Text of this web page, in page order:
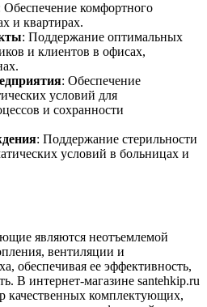
Обеспечение комфортного
и квартирах.
: Поддержание оптимальных
и клиентов в офисах,
: Обеспечение
условий для
и сохранности
: Поддержание стерильности
условий в больницах и
являются неотъемлемой
вентиляции и
обеспечивая ее эффективность,
В интернет-магазине santehkip.ru
качественных комплектующих,